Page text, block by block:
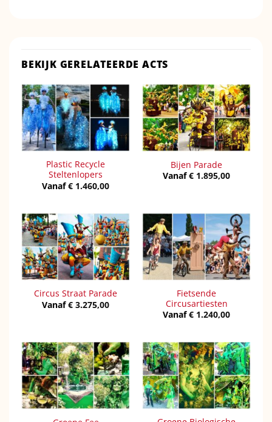
BEKIJK GERELATEERDE ACTS
Plastic Recycle
Steltenlopers
Vanaf€ 1.460,00
Bijen Parade
Vanaf€ 1.895,00
Circus Straat Parade
Vanaf€ 3.275,00
Fietsende
Circusartiesten
Vanaf€ 1.240,00